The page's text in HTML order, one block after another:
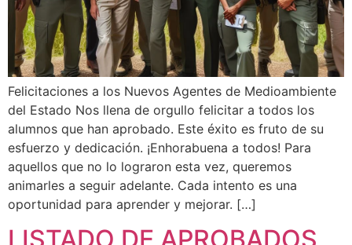
Felicitaciones a los Nuevos Agentes de Medioambiente
del Estado Nos llena de orgullo felicitar a todos los
alumnos que han aprobado. Este éxito es fruto de su
esfuerzo y dedicación. ¡Enhorabuena a todos! Para
aquellos que no lo lograron esta vez, queremos
animarles a seguir adelante. Cada intento es una
oportunidad para aprender y mejorar. […]